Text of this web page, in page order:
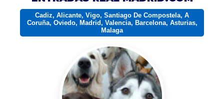
Cadiz, Alicante, Vigo, Santiago De Compostela, A
Coruña, Oviedo, Madrid, Valencia, Barcelona, Asturias,
Malaga